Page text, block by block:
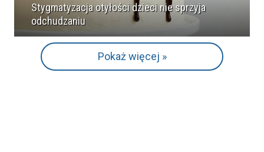
Stygmatyzacja otyłości dzieci nie sprzyja
odchudzaniu
Pokaż więcej »